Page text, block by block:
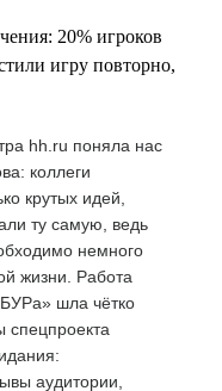
20% игроков
игру повторно,
hh.ru поняла нас
коллеги
крутых идей,
ту самую, ведь
немного
жизни. Работа
шла чётко
спецпроекта
аудитории,